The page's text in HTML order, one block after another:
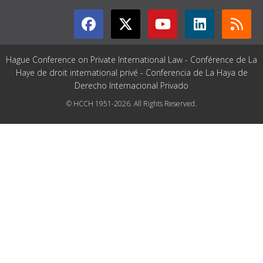
Hague Conference on Private International Law - Conférence de La
Haye de droit international privé - Conferencia de La Haya de
Derecho Internacional Privado
© HCCH 1951-2026. All Rights Reserved.